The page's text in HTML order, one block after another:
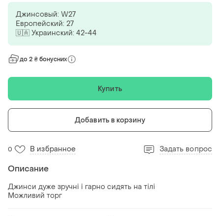
Джинсовый: W27
Европейский: 27
🇺🇦 Украинский: 42-44
до 2 ₴ бонусних
Купить
Добавить в корзину
0 В избранное Задать вопрос
Описание
Джинси дуже зручні і гарно сидять на тілі
Можливий торг